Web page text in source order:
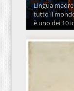
Lingua
tutto il
è uno dei 10